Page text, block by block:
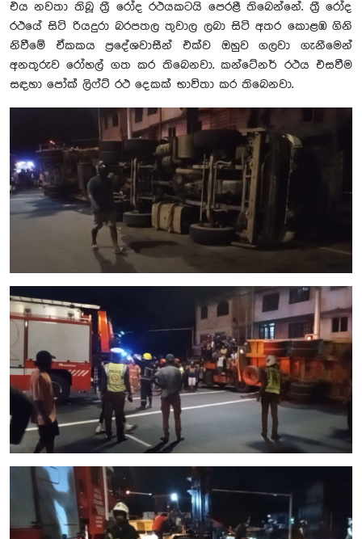
එය නවතා තිබූ ත්‍රී රෝද රථයකටයි පෙරළී තිබෙන්නේ. ත්‍රී රෝද
රථයේ සිටි රියදුරා බරපතල තුවාල ලබා සිටි අතර කොළඹ ගිනි
නිවීමේ ඒකකය ප්‍රදේශවාසීන් එක්ව ඔහුව ගලවා ගැනීමෙන්
අනතුරුව රෝහල් ගත කර තිබෙනවා. කන්ටේනර් රථය එසවීම
සඳහා පෝක් ලිෆ්ට් රථ දෙකක් භාවිතා කර තිබෙනවා.